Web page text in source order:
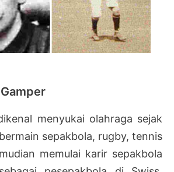
menyukai olahraga sejak
sepakbola, rugby, tennis
memulai karir sepakbola